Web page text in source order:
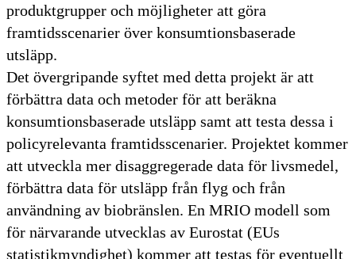
produktgrupper och möjligheter att göra
framtidsscenarier över konsumtionsbaserade
utsläpp.
Det övergripande syftet med detta projekt är att
förbättra data och metoder för att beräkna
konsumtionsbaserade utsläpp samt att testa dessa i
policyrelevanta framtidsscenarier. Projektet kommer
att utveckla mer disaggregerade data för livsmedel,
förbättra data för utsläpp från flyg och från
användning av biobränslen. En MRIO modell som
för närvarande utvecklas av Eurostat (EUs
statistikmyndighet) kommer att testas för eventuellt